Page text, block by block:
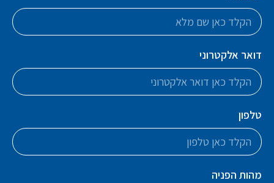
דואר אלקטרוני
טלפון
מהות הפניה